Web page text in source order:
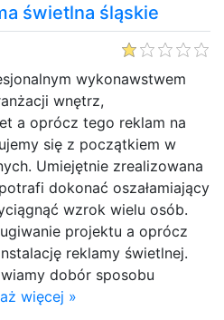
świetlna śląskie
wykonawstwem
wnętrz,
a oprócz tego reklam na
się z początkiem w
Umiejętnie zrealizowana
dokonać oszałamiający
wzrok wielu osób.
projektu a oprócz
reklamy świetlnej.
dobór sposobu
więcej »